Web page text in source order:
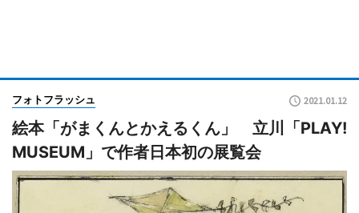
フォトフラッシュ 2021.01.12
絵本「がまくんとかえるくん」 立川「PLAY!
MUSEUM」で作者日本初の展覧会